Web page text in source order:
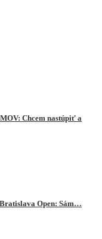
Chcem nastúpiť a
Open: Sám…